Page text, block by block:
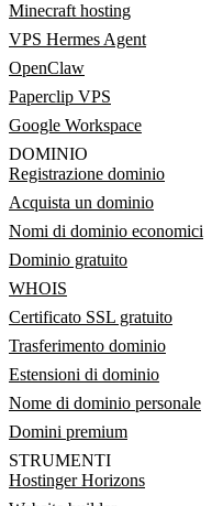
Minecraft hosting
VPS Hermes Agent
OpenClaw
Paperclip VPS
Google Workspace
DOMINIO
Registrazione dominio
Acquista un dominio
Nomi di dominio economici
Dominio gratuito
WHOIS
Certificato SSL gratuito
Trasferimento dominio
Estensioni di dominio
Nome di dominio personale
Domini premium
STRUMENTI
Hostinger Horizons